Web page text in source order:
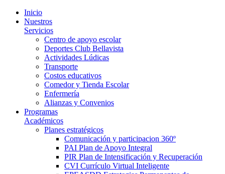
Inicio
Nuestros
Servicios
Centro de apoyo escolar
Deportes Club Bellavista
Actividades Lúdicas
Transporte
Costos educativos
Comedor y Tienda Escolar
Enfermería
Alianzas y Convenios
Programas
Académicos
Planes estratégicos
Comunicación y participacion 360º
PAI Plan de Apoyo Integral
PIR Plan de Intensificación y Recuperación
CVI Currículo Virtual Inteligente